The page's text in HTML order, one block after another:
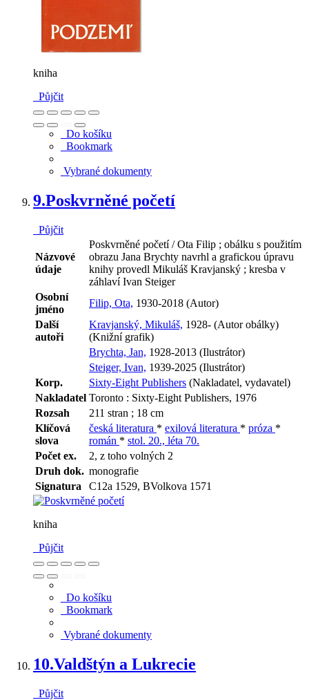
kniha
Půjčit
Do košíku
Bookmark
Vybrané dokumenty
9.Poskvrněné početí
Půjčit
Názvové
údaje
Poskvrněné početí / Ota Filip ; obálku s použitím
obrazu Jana Brychty navrhl a grafickou úpravu
knihy provedl Mikuláš Kravjanský ; kresba v
záhlaví Ivan Steiger
Osobní
jméno
Filip, Ota, 1930-2018 (Autor)
Další
autoři
Kravjanský, Mikuláš, 1928- (Autor obálky)
(Knižní grafik)
Brychta, Jan, 1928-2013 (Ilustrátor)
Steiger, Ivan, 1939-2025 (Ilustrátor)
Korp.
Sixty-Eight Publishers (Nakladatel, vydavatel)
Nakladatel Toronto : Sixty-Eight Publishers, 1976
Rozsah
211 stran ; 18 cm
Klíčová
slova
česká literatura * exilová literatura * próza *
román * stol. 20., léta 70.
Počet ex.
2, z toho volných 2
Druh dok. monografie
Signatura
C12a 1529, BVolkova 1571
kniha
Půjčit
Do košíku
Bookmark
Vybrané dokumenty
10.Valdštýn a Lukrecie
Půjčit